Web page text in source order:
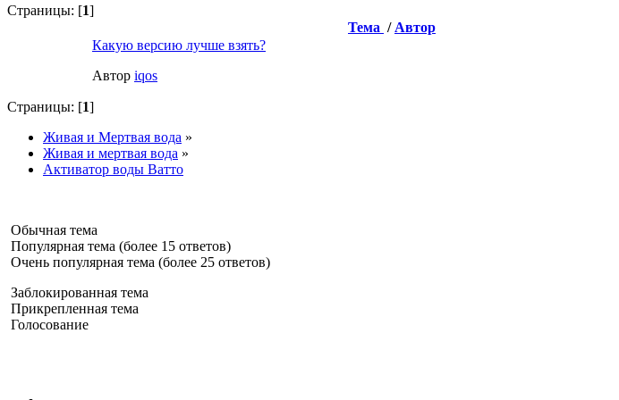
Страницы: [1]
Тема / Автор
Какую версию лучше взять?
Автор iqos
Страницы: [1]
Живая и Мертвая вода »
Живая и мертвая вода »
Активатор воды Ватто
Обычная тема
Популярная тема (более 15 ответов)
Очень популярная тема (более 25 ответов)
Заблокированная тема
Прикрепленная тема
Голосование